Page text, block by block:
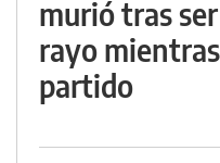
murió tras
rayo
partido